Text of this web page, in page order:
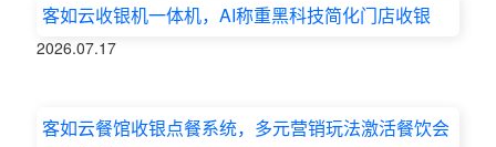
客如云收银机一体机，AI称重黑科技简化门店收银
2026.07.17
客如云餐馆收银点餐系统，多元营销玩法激活餐饮会